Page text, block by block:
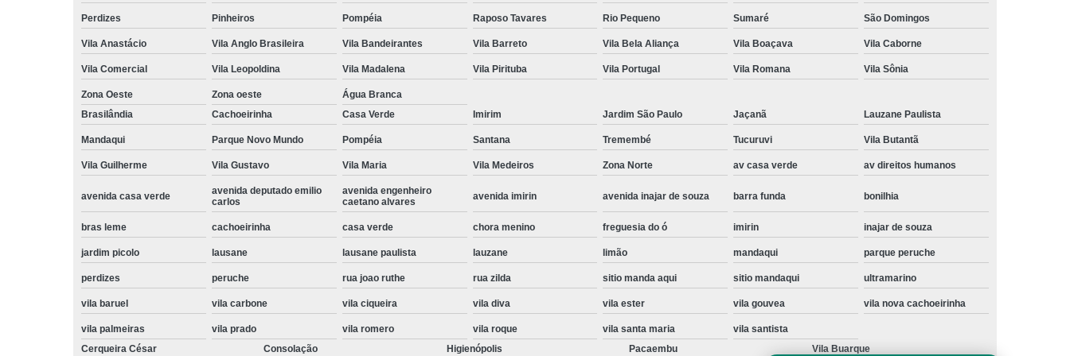
Instalação de Maquina de Lavar Roupa
Instalação de Maquina de Lavar Samsung
Instalação Eletrica Maquina de Lavar Roupa
Instalação Maquina de Lavar Roupa
Instalação Maquina de Lavar Samsung
Instalação Maquina Lavar e Seca
Instalar Maquina Lavar Roupa
Maquina de Lavar Roupa Instalação
Samsung Instalação Maquina de Lavar
Instalação de Lava e Seca
Instalação Maquina Lava e Seca
Instalação Maquina Lava e Seca Samsung
Instalação Samsung Lava e Seca
Lava e Seca Instalação
Lava e Seca Samsung Instalação
Samsung Instalação Lava e Seca
Manutenção de Fogão
Manutenção de Fogão a Gas
Manutenção de Fogão Cooktop
Manutenção de Fogão Electrolux
Manutenção em Fogão
Perdizes Pinheiros Pompéia Raposo Tavares Rio Pequeno Sumaré São Domingos
Vila Anastácio Vila Anglo Brasileira Vila Bandeirantes Vila Barreto Vila Bela Aliança Vila Boaçava Vila Caborne
Vila Comercial Vila Leopoldina Vila Madalena Vila Pirituba Vila Portugal Vila Romana Vila Sônia
Zona Oeste Zona oeste
Água Branca
Brasilândia
Cachoeirinha Casa Verde Imirim Jardim São Paulo Jaçanã Lauzane Paulista
Mandaqui Parque Novo Mundo Pompéia Santana Tremembé Tucuruvi Vila Butantã
Vila Guilherme Vila Gustavo Vila Maria Vila Medeiros Zona Norte av casa verde av direitos humanos
avenida casa verde
avenida deputado emilio
carlos
avenida engenheiro
caetano alvares
avenida imirin avenida inajar de souza barra funda bonilhia
bras leme cachoeirinha casa verde chora menino freguesia do ó imirin inajar de souza
jardim picolo lausane lausane paulista lauzane limão mandaqui parque peruche
perdizes peruche rua joao ruthe rua zilda sitio manda aqui sitio mandaqui ultramarino
vila baruel vila carbone vila ciqueira vila diva vila ester vila gouvea vila nova cachoeirinha
vila palmeiras vila prado vila romero vila roque vila santa maria
vila santista
Cerqueira César
Consolação Higienópolis Pacaembu Vila Buarque